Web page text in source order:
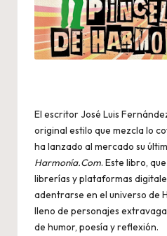
El escritor José Luis
original estilo que mezcla lo
ha lanzado al mercado su
Harmonía.Com. Este libro,
librerías y plataformas
adentrarse en el universo de
lleno de personajes
de humor, poesía y reflexión.